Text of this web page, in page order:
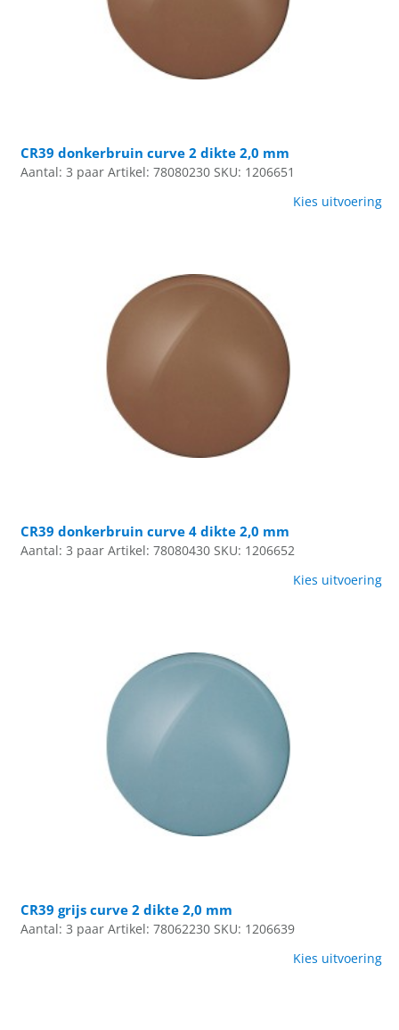
CR39 donkerbruin curve 2 dikte 2,0 mm
Aantal: 3 paar Artikel: 78080230 SKU: 1206651
Kies uitvoering
CR39 donkerbruin curve 4 dikte 2,0 mm
Aantal: 3 paar Artikel: 78080430 SKU: 1206652
Kies uitvoering
CR39 grijs curve 2 dikte 2,0 mm
Aantal: 3 paar Artikel: 78062230 SKU: 1206639
Kies uitvoering